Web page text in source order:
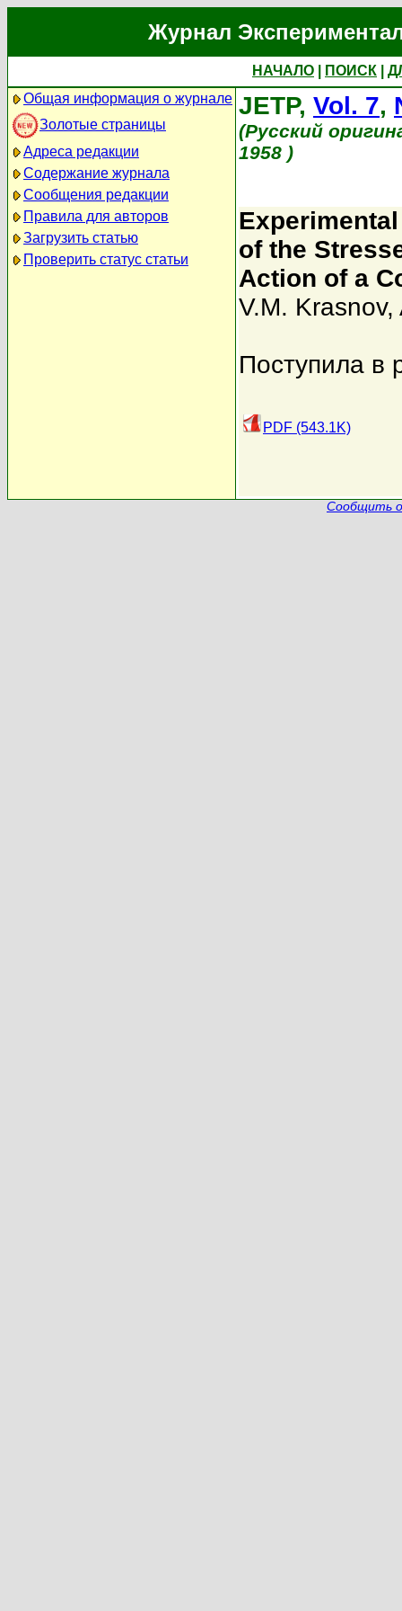
Журнал
НАЧАЛО ПОИСК
Общая информация о журнале
Золотые страницы
Адреса редакции
Содержание журнала
Сообщения редакции
Правила для авторов
Загрузить статью
Проверить статус статьи
JETP, Vol. 7,
(Русский
1958 )
of the
Action of a
V.M. Krasnov,
Поступила в
PDF (543.1K)
Сообщить о